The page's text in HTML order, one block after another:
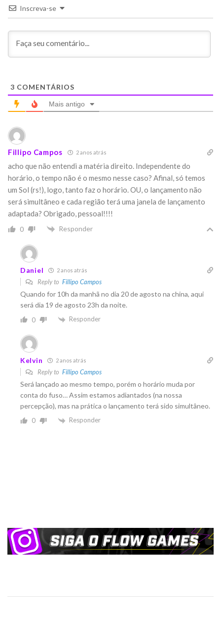
Inscreva-se
3 COMENTÁRIOS
Mais antigo
Fillipo Campos 2 anos atrás
acho que não entendi a matéria direito. Independente do
horário, o tempo não é o mesmo nesse caso? Afinal, só temos
um Sol (rs!), logo, tanto faz o horário. OU, o lançamento não
será simultâneo e cada região terá uma janela de lançamento
adaptada? Obrigado, pessoal!!!!
0 Responder
Daniel 2 anos atrás
Reply to Fillipo Campos
Quando for 10h da manhã no dia 20 de agosto na china, aqui
será dia 19 de agosto 23h da noite.
0 Responder
Kelvin 2 anos atrás
Reply to Fillipo Campos
Será lançado ao mesmo tempo, porém o horário muda por
conta do fuso… Assim estamos adiantados (na nossa
percepção), mas na prática o lançamento terá sido simultâneo.
0 Responder